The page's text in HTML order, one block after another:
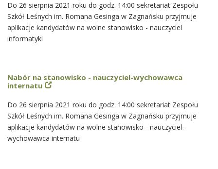
Do 26 sierpnia 2021 roku do godz. 14:00 sekretariat Zespołu
Szkół Leśnych im. Romana Gesinga w Zagnańsku przyjmuje
aplikacje kandydatów na wolne stanowisko - nauczyciel
informatyki
Nabór na stanowisko - nauczyciel-wychowawca
internatu
Do 26 sierpnia 2021 roku do godz. 14:00 sekretariat Zespołu
Szkół Leśnych im. Romana Gesinga w Zagnańsku przyjmuje
aplikacje kandydatów na wolne stanowisko - nauczyciel-
wychowawca internatu